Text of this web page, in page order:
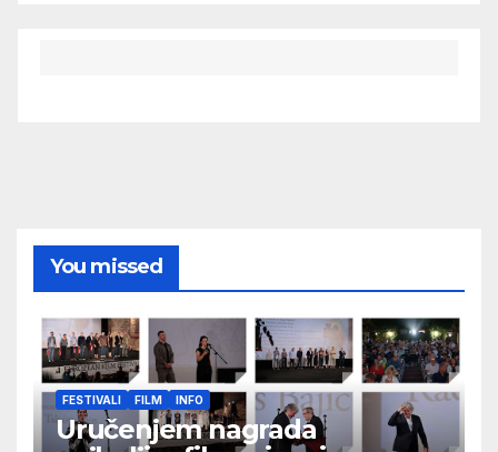
You missed
FESTIVALI FILM INFO
Uručenjem nagrada